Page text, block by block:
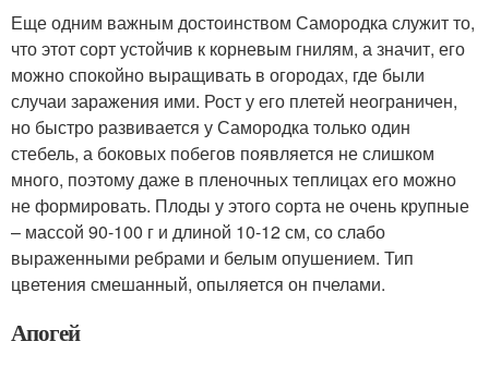
Еще одним важным достоинством Самородка служит то,
что этот сорт устойчив к корневым гнилям, а значит, его
можно спокойно выращивать в огородах, где были
случаи заражения ими. Рост у его плетей неограничен,
но быстро развивается у Самородка только один
стебель, а боковых побегов появляется не слишком
много, поэтому даже в пленочных теплицах его можно
не формировать. Плоды у этого сорта не очень крупные
– массой 90-100 г и длиной 10-12 см, со слабо
выраженными ребрами и белым опушением. Тип
цветения смешанный, опыляется он пчелами.
Апогей